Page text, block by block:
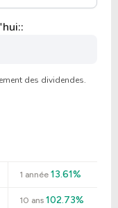
des dividendes.
1 année13.61%
10 ans102.73%